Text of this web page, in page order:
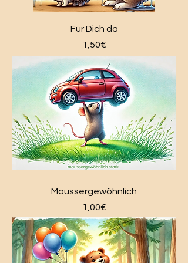
Für Dich da
Price
1,50€
Maussergewöhnlich
Price
1,00€